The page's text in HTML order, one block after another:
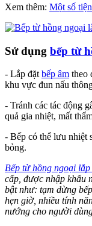
Xem thêm: Một số
Sử dụng bếp từ
- Lắp đặt bếp âm theo
khu vực đun nấu
- Tránh các tác động
quả gia nhiệt, mất
- Bếp có thể lưu nhiệt
bỏng.
Bếp từ hồng ngoại
cấp, được nhập khẩu
bật như: tạm dừng
hẹn giờ, nhiều tính
nướng cho người